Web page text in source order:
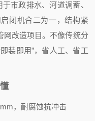
市政排水、河道调蓄、
闭机合二为一，结构紧
网改造项目。不像传统分
装即用”，省人工、省工
，耐腐蚀抗冲击